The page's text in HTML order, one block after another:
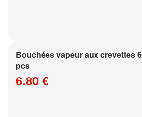
Bouchées vapeur aux crevettes 6
pcs
6.80 €